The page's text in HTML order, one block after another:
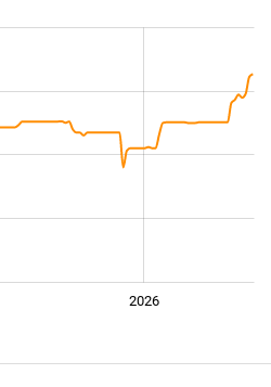
2026